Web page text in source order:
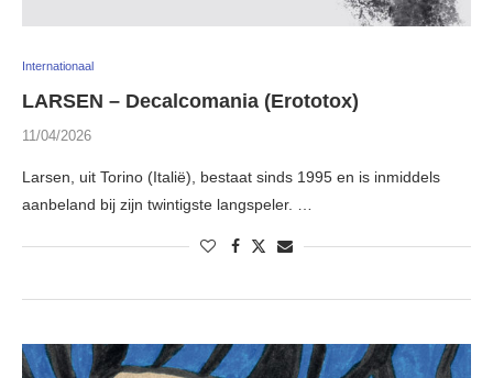
Internationaal
LARSEN – Decalcomania (Erototox)
11/04/2026
Larsen, uit Torino (Italië), bestaat sinds 1995 en is inmiddels
aanbeland bij zijn twintigste langspeler. …